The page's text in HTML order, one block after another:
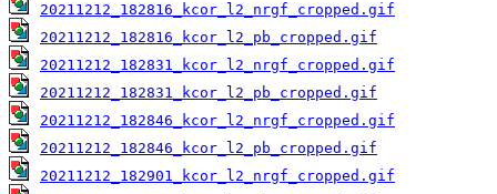
20211212_182816_kcor_l2_nrgf_cropped.gif
20211212_182816_kcor_l2_pb_cropped.gif
20211212_182831_kcor_l2_nrgf_cropped.gif
20211212_182831_kcor_l2_pb_cropped.gif
20211212_182846_kcor_l2_nrgf_cropped.gif
20211212_182846_kcor_l2_pb_cropped.gif
20211212_182901_kcor_l2_nrgf_cropped.gif